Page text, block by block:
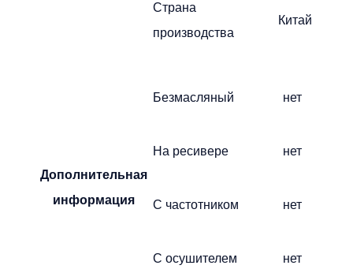
Страна
производства
Китай
Дополнительная
информация
Безмасляный нет
На ресивере нет
С частотником нет
С осушителем нет